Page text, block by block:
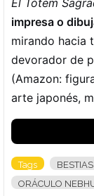
impresa o
mirando hacia
devorador de
(Amazon:
arte japonés,
Tags
ORÁCULO